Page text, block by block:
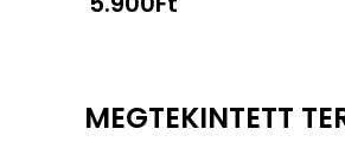
MEGTEKINTETT